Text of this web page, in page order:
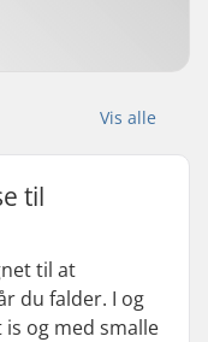
Vis alle
til
til at
du falder. I og
og med smalle